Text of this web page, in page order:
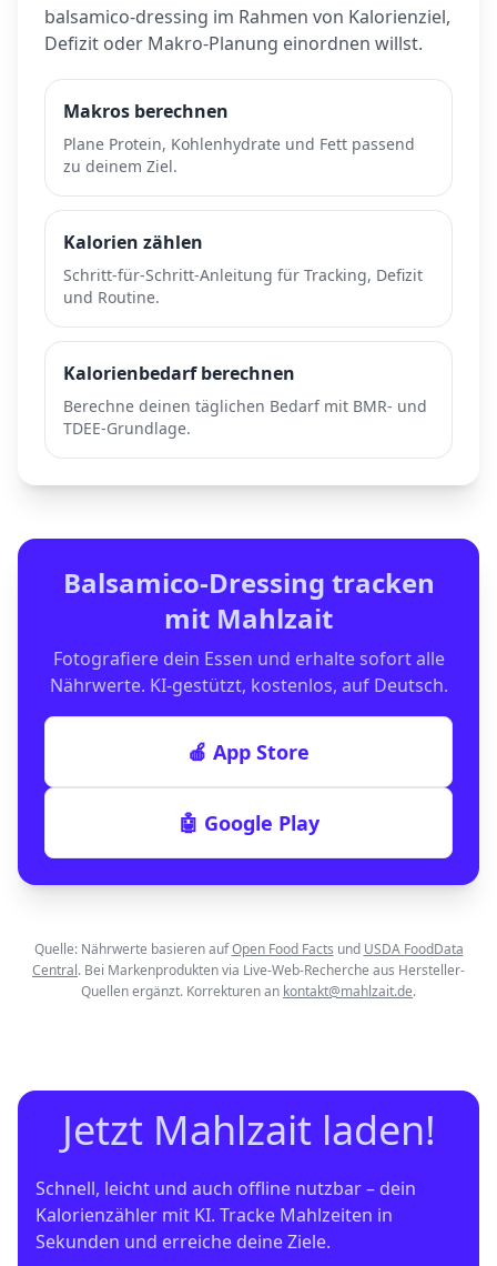
balsamico-dressing im Rahmen von Kalorienziel,
Defizit oder Makro-Planung einordnen willst.
Makros berechnen
Plane Protein, Kohlenhydrate und Fett passend
zu deinem Ziel.
Kalorien zählen
Schritt-für-Schritt-Anleitung für Tracking, Defizit
und Routine.
Kalorienbedarf berechnen
Berechne deinen täglichen Bedarf mit BMR- und
TDEE-Grundlage.
Balsamico-Dressing tracken
mit Mahlzait
Fotografiere dein Essen und erhalte sofort alle
Nährwerte. KI-gestützt, kostenlos, auf Deutsch.
🍎 App Store
🤖 Google Play
Quelle: Nährwerte basieren auf Open Food Facts und USDA FoodData
Central. Bei Markenprodukten via Live-Web-Recherche aus Hersteller-
Quellen ergänzt. Korrekturen an kontakt@mahlzait.de.
Jetzt Mahlzait laden!
Schnell, leicht und auch offline nutzbar – dein
Kalorienzähler mit KI. Tracke Mahlzeiten in
Sekunden und erreiche deine Ziele.